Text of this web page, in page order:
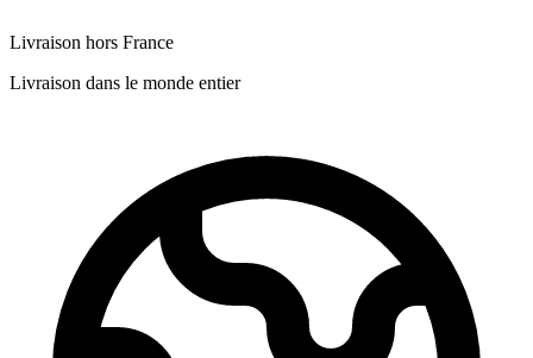
Livraison hors France
Livraison dans le monde entier